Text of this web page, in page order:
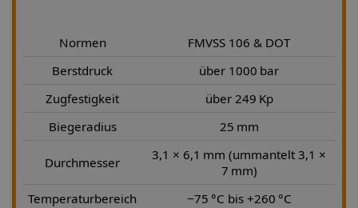
Normen
FMVSS 106 & DOT
Berstdruck
über 1000 bar
Zugfestigkeit
über 249 Kp
Biegeradius
25 mm
Durchmesser
3,1 × 6,1 mm (ummantelt 3,1 ×
7 mm)
Temperaturbereich
−75 °C bis +260 °C